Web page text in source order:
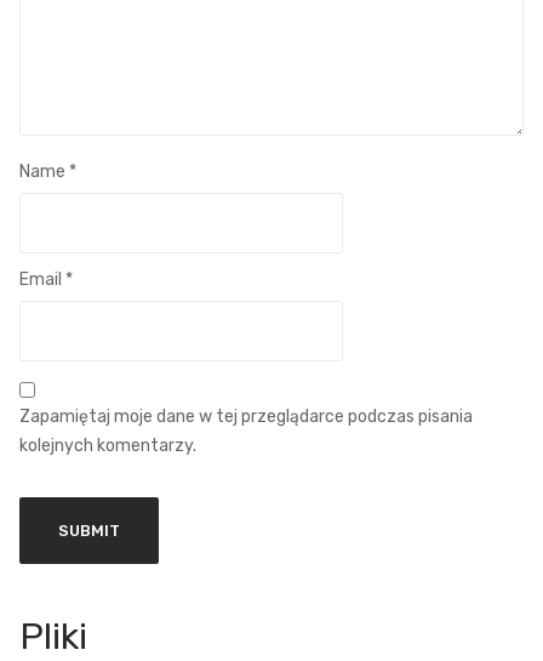
Name *
Email *
Zapamiętaj moje dane w tej przeglądarce podczas pisania
kolejnych komentarzy.